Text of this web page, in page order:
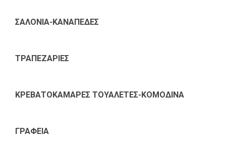
ΣΑΛΟΝΙΑ-ΚΑΝΑΠΕΔΕΣ
ΤΡΑΠΕΖΑΡΙΕΣ
ΚΡΕΒΑΤΟΚΑΜΑΡΕΣ ΤΟΥΑΛΕΤΕΣ-ΚΟΜΟΔΙΝΑ
ΓΡΑΦΕΙΑ